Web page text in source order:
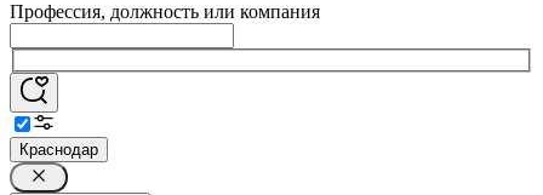
Профессия, должность или компания
Краснодар